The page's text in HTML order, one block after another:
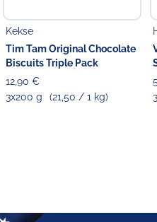
Kekse
Tim Tam Original Chocolate
Biscuits Triple Pack
12,90 €
3x200 g
(21,50 / 1 kg)